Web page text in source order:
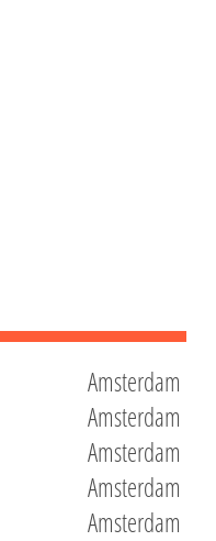
Amsterdam
Amsterdam
Amsterdam
Amsterdam
Amsterdam